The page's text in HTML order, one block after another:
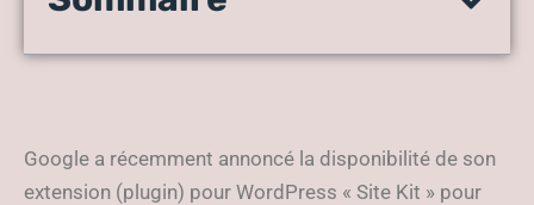
Kit de Google
Google a récemment annoncé la disponibilité de son
extension (plugin) pour WordPress « Site Kit » pour